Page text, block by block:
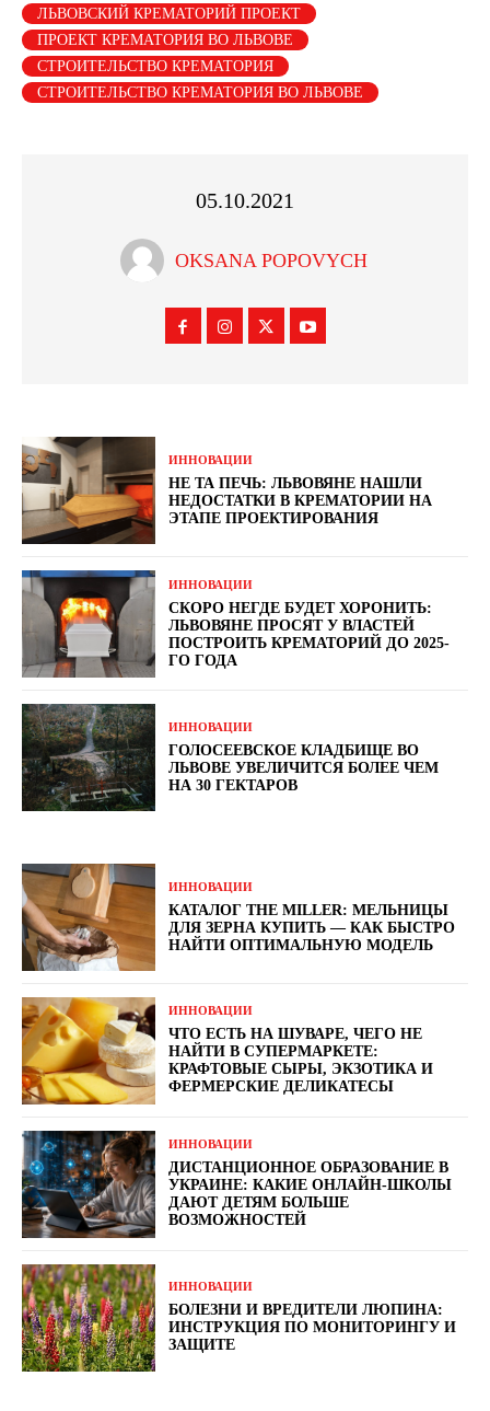
ЛЬВОВСКИЙ КРЕМАТОРИЙ ПРОЕКТ
ПРОЕКТ КРЕМАТОРИЯ ВО ЛЬВОВЕ
СТРОИТЕЛЬСТВО КРЕМАТОРИЯ
СТРОИТЕЛЬСТВО КРЕМАТОРИЯ ВО ЛЬВОВЕ
05.10.2021
OKSANA POPOVYCH
ИННОВАЦИИ
НЕ ТА ПЕЧЬ: ЛЬВОВЯНЕ НАШЛИ
НЕДОСТАТКИ В КРЕМАТОРИИ НА
ЭТАПЕ ПРОЕКТИРОВАНИЯ
ИННОВАЦИИ
СКОРО НЕГДЕ БУДЕТ ХОРОНИТЬ:
ЛЬВОВЯНЕ ПРОСЯТ У ВЛАСТЕЙ
ПОСТРОИТЬ КРЕМАТОРИЙ ДО 2025-
ГО ГОДА
ИННОВАЦИИ
ГОЛОСЕЕВСКОЕ КЛАДБИЩЕ ВО
ЛЬВОВЕ УВЕЛИЧИТСЯ БОЛЕЕ ЧЕМ
НА 30 ГЕКТАРОВ
ИННОВАЦИИ
КАТАЛОГ THE MILLER: МЕЛЬНИЦЫ
ДЛЯ ЗЕРНА КУПИТЬ — КАК БЫСТРО
НАЙТИ ОПТИМАЛЬНУЮ МОДЕЛЬ
ИННОВАЦИИ
ЧТО ЕСТЬ НА ШУВАРЕ, ЧЕГО НЕ
НАЙТИ В СУПЕРМАРКЕТЕ:
КРАФТОВЫЕ СЫРЫ, ЭКЗОТИКА И
ФЕРМЕРСКИЕ ДЕЛИКАТЕСЫ
ИННОВАЦИИ
ДИСТАНЦИОННОЕ ОБРАЗОВАНИЕ В
УКРАИНЕ: КАКИЕ ОНЛАЙН-ШКОЛЫ
ДАЮТ ДЕТЯМ БОЛЬШЕ
ВОЗМОЖНОСТЕЙ
ИННОВАЦИИ
БОЛЕЗНИ И ВРЕДИТЕЛИ ЛЮПИНА:
ИНСТРУКЦИЯ ПО МОНИТОРИНГУ И
ЗАЩИТЕ